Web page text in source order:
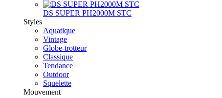
DS SUPER PH2000M STC
Styles
Aquatique
Vintage
Globe-trotteur
Classique
Tendance
Outdoor
Squelette
Mouvement